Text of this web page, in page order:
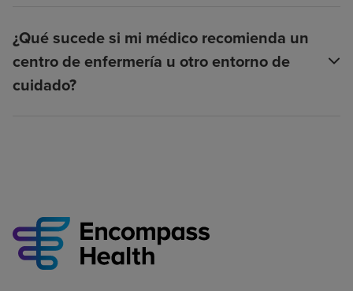
¿Qué sucede si mi médico recomienda un
centro de enfermería u otro entorno de
cuidado?